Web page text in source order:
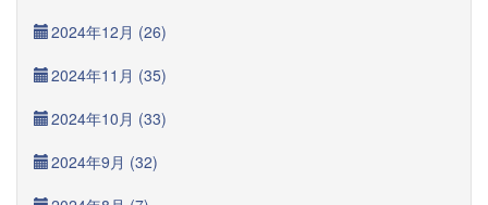
2024年12月 (26)
2024年11月 (35)
2024年10月 (33)
2024年9月 (32)